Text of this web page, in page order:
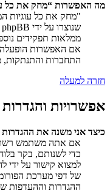
מה האפשרות “מחק את כל
ממלאות תפקידים
אם האפשרות
התחברות והתנתקות,
חזרה למעלה
אפשרויות
כיצד אני משנה את ההגדרות
אם אתה משתמש
כדי לשנותם, בקר
למצוא קישור על
של דפי מערכת
ההגדרות וההעדפות